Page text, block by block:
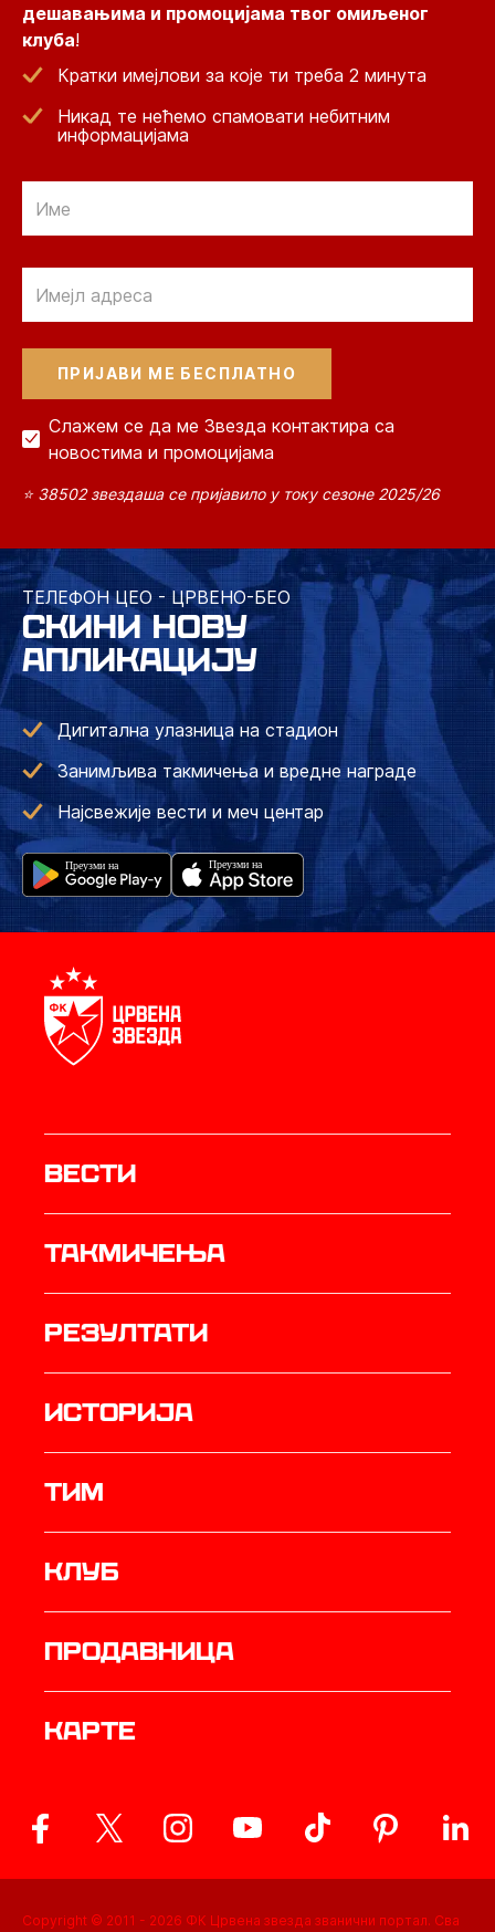
дешавањима и промоцијама твог омиљеног
клуба!
Кратки имејлови за које ти треба 2 минута
Никад те нећемо спамовати небитним
информацијама
Слажем се да ме Звезда контактира са
новостима и промоцијама
⭐ 38502 звездаша се пријавило у току сезоне 2025/26
ТЕЛЕФОН ЦЕО - ЦРВЕНО-БЕО
СКИНИ НОВУ
АПЛИКАЦИЈУ
Дигитална улазница на стадион
Занимљива такмичења и вредне награде
Најсвежије вести и меч центар
Вести
Такмичења
резултати
историја
ТИМ
Клуб
продавница
Карте
Copyright © 2011 - 2026 ФК Црвена звезда званични портал. Сва